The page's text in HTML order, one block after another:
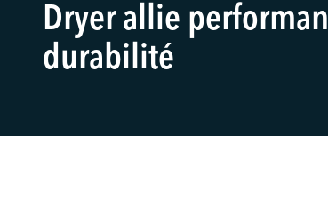
Dryer allie
durabilité